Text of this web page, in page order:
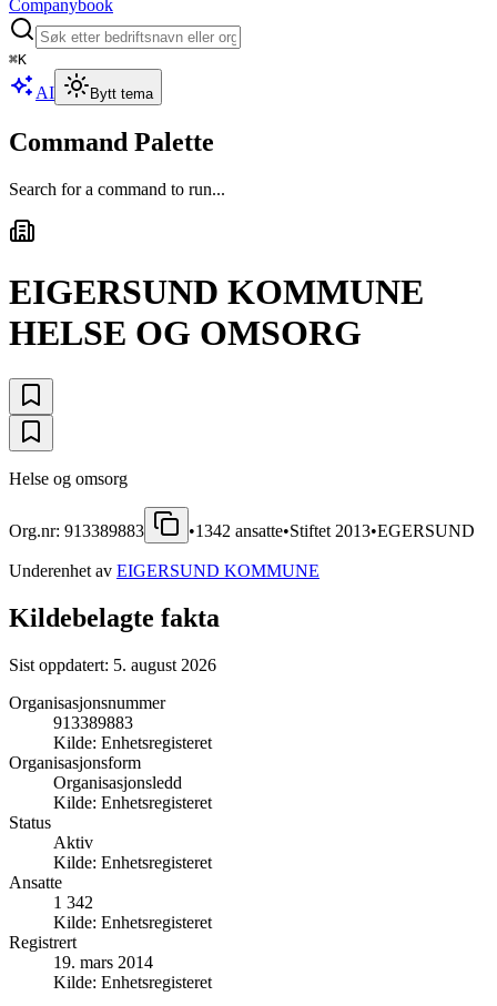
Companybook
⌘K
AI Bytt tema
Command Palette
Search for a command to run...
EIGERSUND KOMMUNE
HELSE OG OMSORG
Helse og omsorg
Org.nr: 913389883 •1342 ansatte•Stiftet 2013•EGERSUND
Underenhet av EIGERSUND KOMMUNE
Kildebelagte fakta
Sist oppdatert: 5. august 2026
Organisasjonsnummer
913389883
Kilde: Enhetsregisteret
Organisasjonsform
Organisasjonsledd
Kilde: Enhetsregisteret
Status
Aktiv
Kilde: Enhetsregisteret
Ansatte
1 342
Kilde: Enhetsregisteret
Registrert
19. mars 2014
Kilde: Enhetsregisteret